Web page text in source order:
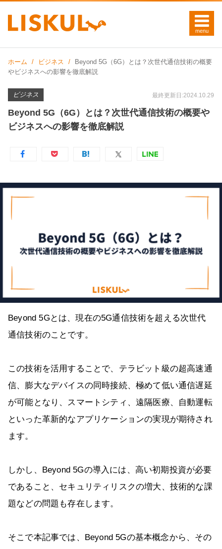
ホーム ビジネス
Beyond 5G（6G）とは？次世代通信技術の概要
やビジネスへの影響を徹底解説
ビジネス 最終更新日:2024.10.29
Beyond 5G（6G）とは？次世代通信技術の概要や
ビジネスへの影響を徹底解説
Beyond 5Gとは、現在の5G通信技術を超える次世代
通信技術のことです。
この技術を活用することで、テラビット級の超高速通
信、膨大なデバイスの同時接続、極めて低い通信遅延
が可能となり、スマートシティ、遠隔医療、自動運転
といった革新的なアプリケーションの実現が期待され
ます。
しかし、Beyond 5Gの導入には、高い初期投資が必要
であること、セキュリティリスクの増大、技術的な課
題などの問題も存在します。
そこで本記事では、Beyond 5Gの基本概念から、その